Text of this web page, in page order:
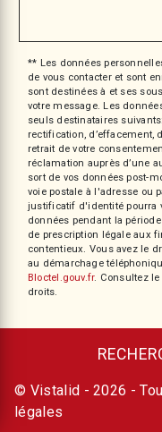
** Les données
de vous contacter et sont
sont destinées à et ses
votre message. Les
seuls destinataires
rectification, d’effacement,
retrait de votre
réclamation auprès d’une
sort de vos données post-
voie postale à l'adresse ou
justificatif d'identité pourra
données pendant la
de prescription légale aux
contentieux. Vous avez le
au démarchage
Bloctel.gouv.fr. Consultez
droits.
© Vistalid - 2026 -
légales